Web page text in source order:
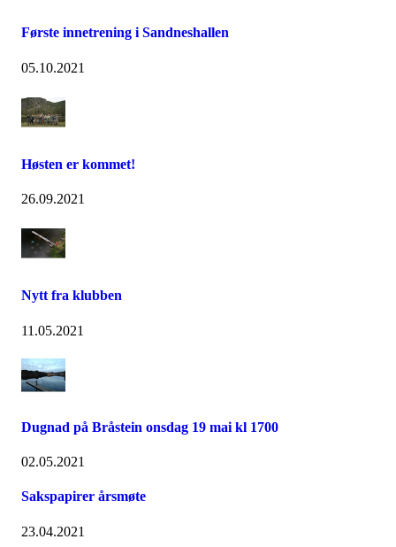
Første innetrening i Sandneshallen
05.10.2021
Høsten er kommet!
26.09.2021
Nytt fra klubben
11.05.2021
Dugnad på Bråstein onsdag 19 mai kl 1700
02.05.2021
Sakspapirer årsmøte
23.04.2021